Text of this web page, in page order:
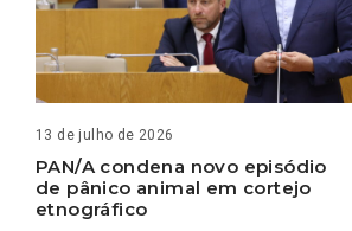
13 de julho de 2026
PAN/A condena novo episódio
de pânico animal em cortejo
etnográfico